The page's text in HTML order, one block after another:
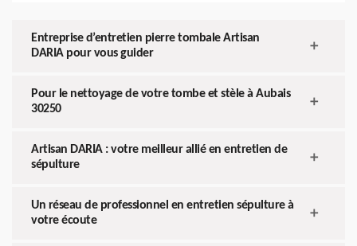
Entreprise d’entretien pierre tombale Artisan
DARIA pour vous guider
Pour le nettoyage de votre tombe et stèle à Aubais
30250
Artisan DARIA : votre meilleur allié en entretien de
sépulture
Un réseau de professionnel en entretien sépulture à
votre écoute